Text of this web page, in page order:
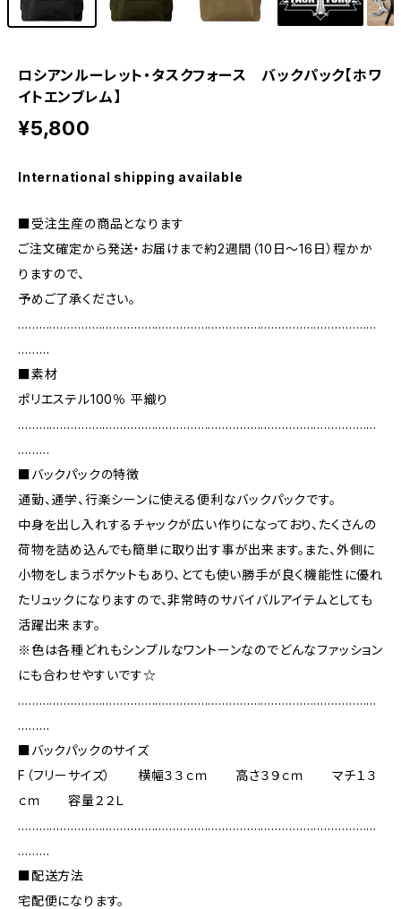
ロシアンルーレット・タスクフォース バックパック【ホワ
イトエンブレム】
¥5,800
International shipping available
■受注生産の商品となります
ご注文確定から発送・お届けまで約2週間（10日～16日）程かか
りますので、
予めご了承ください。
…………………………………………………………………………………………
………
■素材
ポリエステル100％ 平織り
…………………………………………………………………………………………
………
■バックパックの特徴
通勤、通学、行楽シーンに使える便利なバックパックです。
中身を出し入れするチャックが広い作りになっており、たくさんの
荷物を詰め込んでも簡単に取り出す事が出来ます。また、外側に
小物をしまうポケットもあり、とても使い勝手が良く機能性に優れ
たリュックになりますので、非常時のサバイバルアイテムとしても
活躍出来ます。
※色は各種どれもシンプルなワントーンなのでどんなファッション
にも合わせやすいです☆
…………………………………………………………………………………………
………
■バックパックのサイズ
F（フリーサイズ） 横幅３３ｃｍ 高さ３９ｃｍ マチ１３
ｃｍ 容量２２Ｌ
…………………………………………………………………………………………
………
■配送方法
宅配便になります。